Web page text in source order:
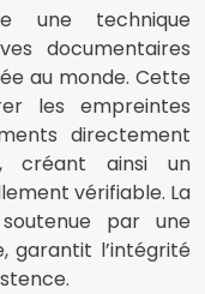
une technique
documentaires
au monde. Cette
les empreintes
directement
créant ainsi un
vérifiable. La
par une
garantit l’intégrité